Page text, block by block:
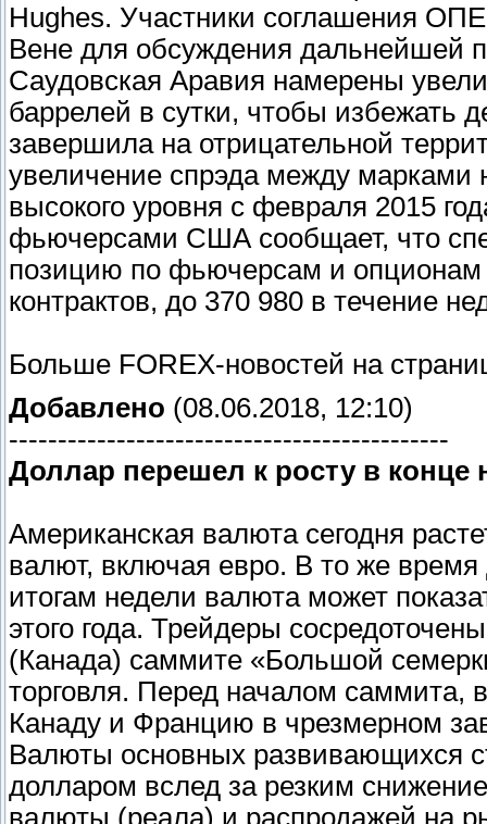
Hughes. Участники соглашения
Вене для обсуждения дальнейшей
Саудовская Аравия намерены
баррелей в сутки, чтобы избежать
завершила на отрицательной
увеличение спрэда между марками
высокого уровня с февраля 2015
фьючерсами США сообщает, что
позицию по фьючерсам и
контрактов, до 370 980 в течение
Больше FOREX-новостей на
Добавлено (08.06.2018, 12:10)
---------------------------------------------
Доллар перешел к росту в конце
Американская валюта сегодня
валют, включая евро. В то же
итогам недели валюта может
этого года. Трейдеры
(Канада) саммите «Большой
торговля. Перед началом саммита,
Канаду и Францию в чрезмерном
Валюты основных развивающихся
долларом вслед за резким
валюты (реала) и распродажей на